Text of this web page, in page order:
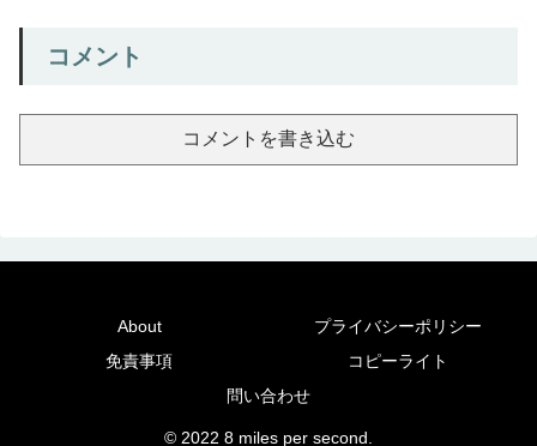
コメント
コメントを書き込む
About
プライバシーポリシー
免責事項
コピーライト
問い合わせ
© 2022 8 miles per second.